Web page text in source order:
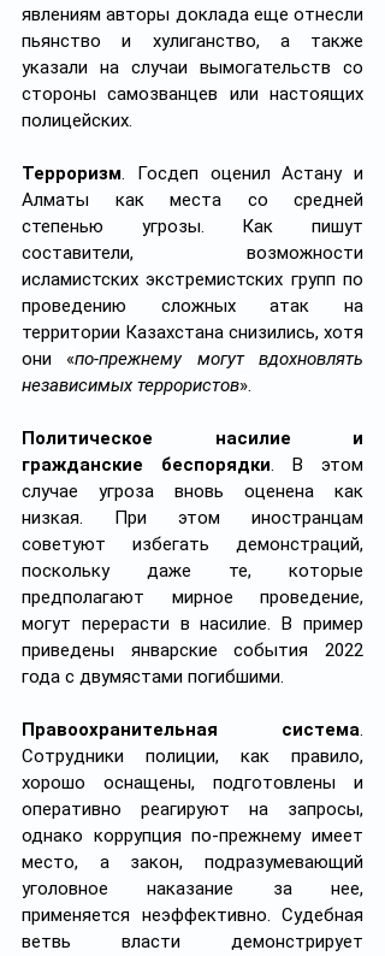
явлениям авторы доклада еще отнесли
пьянство и хулиганство, а также
указали на случаи вымогательств со
стороны самозванцев или настоящих
полицейских.
Терроризм. Госдеп оценил Астану и
Алматы как места со средней
степенью угрозы. Как пишут
составители, возможности
исламистских экстремистских групп по
проведению сложных атак на
территории Казахстана снизились, хотя
они «по-прежнему могут вдохновлять
независимых террористов».
Политическое насилие и
гражданские беспорядки. В этом
случае угроза вновь оценена как
низкая. При этом иностранцам
советуют избегать демонстраций,
поскольку даже те, которые
предполагают мирное проведение,
могут перерасти в насилие. В пример
приведены январские события 2022
года с двумястами погибшими.
Правоохранительная система.
Сотрудники полиции, как правило,
хорошо оснащены, подготовлены и
оперативно реагируют на запросы,
однако коррупция по-прежнему имеет
место, а закон, подразумевающий
уголовное наказание за нее,
применяется неэффективно. Судебная
ветвь власти демонстрирует